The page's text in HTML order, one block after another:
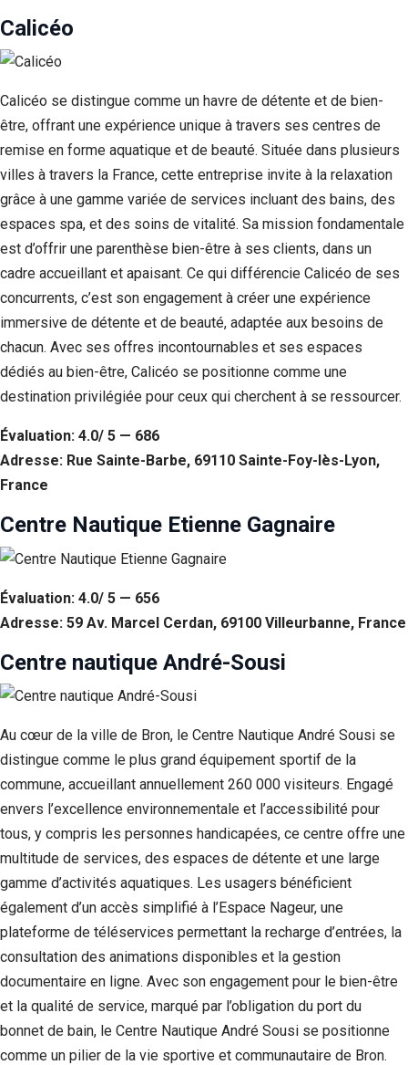
Calicéo
Calicéo se distingue comme un havre de détente et de bien-
être, offrant une expérience unique à travers ses centres de
remise en forme aquatique et de beauté. Située dans plusieurs
villes à travers la France, cette entreprise invite à la relaxation
grâce à une gamme variée de services incluant des bains, des
espaces spa, et des soins de vitalité. Sa mission fondamentale
est d’offrir une parenthèse bien-être à ses clients, dans un
cadre accueillant et apaisant. Ce qui différencie Calicéo de ses
concurrents, c’est son engagement à créer une expérience
immersive de détente et de beauté, adaptée aux besoins de
chacun. Avec ses offres incontournables et ses espaces
dédiés au bien-être, Calicéo se positionne comme une
destination privilégiée pour ceux qui cherchent à se ressourcer.
Évaluation: 4.0/ 5 — 686
Adresse: Rue Sainte-Barbe, 69110 Sainte-Foy-lès-Lyon,
France
Centre Nautique Etienne Gagnaire
Évaluation: 4.0/ 5 — 656
Adresse: 59 Av. Marcel Cerdan, 69100 Villeurbanne, France
Centre nautique André-Sousi
Au cœur de la ville de Bron, le Centre Nautique André Sousi se
distingue comme le plus grand équipement sportif de la
commune, accueillant annuellement 260 000 visiteurs. Engagé
envers l’excellence environnementale et l’accessibilité pour
tous, y compris les personnes handicapées, ce centre offre une
multitude de services, des espaces de détente et une large
gamme d’activités aquatiques. Les usagers bénéficient
également d’un accès simplifié à l’Espace Nageur, une
plateforme de téléservices permettant la recharge d’entrées, la
consultation des animations disponibles et la gestion
documentaire en ligne. Avec son engagement pour le bien-être
et la qualité de service, marqué par l’obligation du port du
bonnet de bain, le Centre Nautique André Sousi se positionne
comme un pilier de la vie sportive et communautaire de Bron.